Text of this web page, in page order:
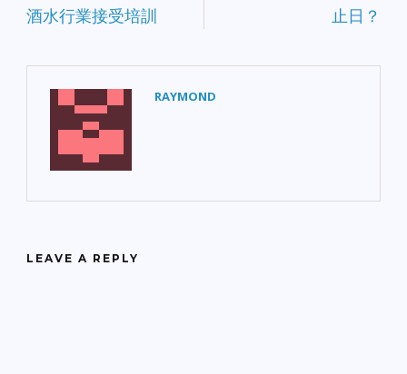
酒水行業接受培訓
止日？
RAYMOND
LEAVE A REPLY